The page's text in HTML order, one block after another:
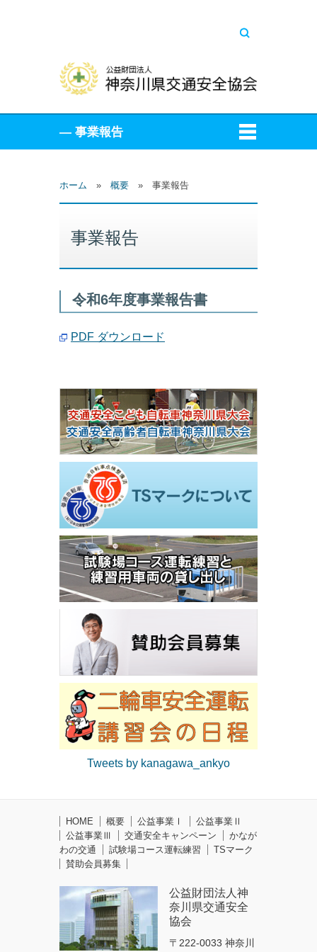
キーワードを入
ホーム » 概要 » 事業報告
事業報告
令和6年度事業報告書
PDF ダウンロード
Tweets by kanagawa_ankyo
HOME 概要 公益事業Ⅰ
公益事業Ⅱ
公益事業Ⅲ
交通安全キャンペーン
かなが
わの交通
試験場コース運転練習
TSマーク
賛助会員募集
公益財団法人神
奈川県交通安全
協会
〒222-0033 神奈川